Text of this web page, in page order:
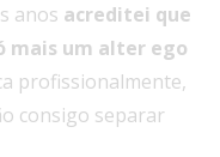
anos acreditei que
mais um alter ego
profissionalmente,
consigo separar